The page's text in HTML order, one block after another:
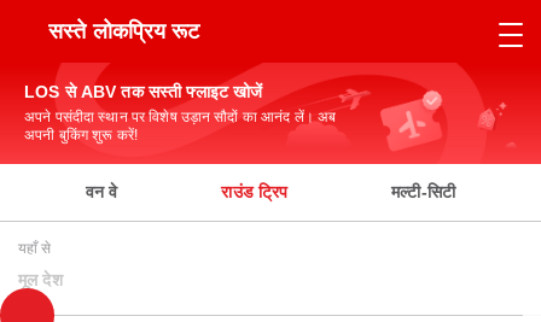
सस्ते लोकप्रिय रूट
LOS से ABV तक सस्ती फ्लाइट खोजें
अपने पसंदीदा स्थान पर विशेष उड़ान सौदों का आनंद लें। अब
अपनी बुकिंग शुरू करें!
वन वे राउंड ट्रिप मल्टी-सिटी
यहाँ से
मूल देश